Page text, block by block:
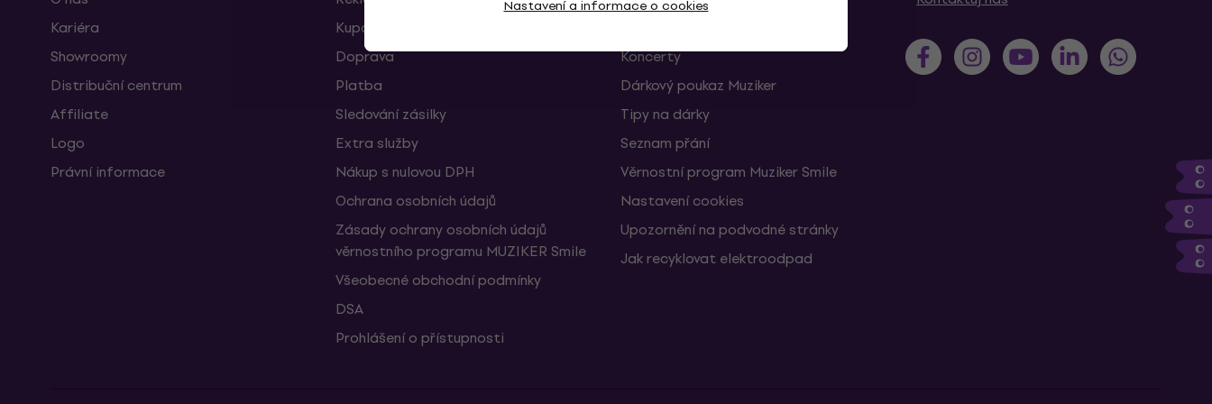
Nastavení a informace o cookies
Kariéra
Showroomy
Distribuční centrum
Affiliate
Logo
Právní informace
Kupóny
Doprava
Platba
Sledování zásilky
Extra služby
Nákup s nulovou DPH
Ochrana osobních údajů
Zásady ochrany osobních údajů
věrnostního programu MUZIKER Smile
Všeobecné obchodní podmínky
DSA
Prohlášení o přístupnosti
Koncerty
Dárkový poukaz Muziker
Tipy na dárky
Seznam přání
Věrnostní program Muziker Smile
Nastavení cookies
Upozornění na podvodné stránky
Jak recyklovat elektroodpad